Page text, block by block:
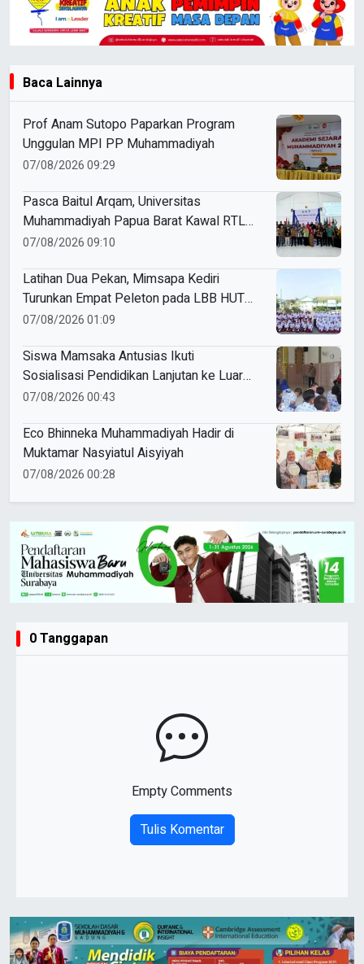
Baca Lainnya
Prof Anam Sutopo Paparkan Program
Unggulan MPI PP Muhammadiyah
07/08/2026 09:29
Pasca Baitul Arqam, Universitas
Muhammadiyah Papua Barat Kawal RTL
Peserta Selama Enam Bulan
07/08/2026 09:10
Latihan Dua Pekan, Mimsapa Kediri
Turunkan Empat Peleton pada LBB HUT
Ke-81 RI Kecamatan Pare
07/08/2026 01:09
Siswa Mamsaka Antusias Ikuti
Sosialisasi Pendidikan Lanjutan ke Luar
Negeri
07/08/2026 00:43
Eco Bhinneka Muhammadiyah Hadir di
Muktamar Nasyiatul Aisyiyah
07/08/2026 00:28
0 Tanggapan
Empty Comments
Tulis Komentar